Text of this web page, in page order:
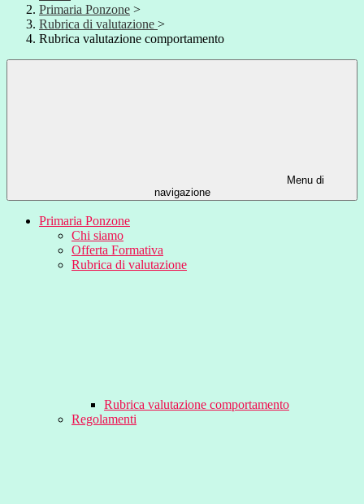
Primaria Ponzone >
Rubrica di valutazione >
Rubrica valutazione comportamento
Menu di
navigazione
Primaria Ponzone
Chi siamo
Offerta Formativa
Rubrica di valutazione
Rubrica valutazione comportamento
Regolamenti